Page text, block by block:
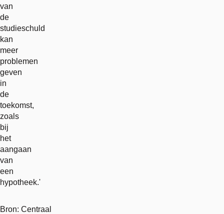
van
de
studieschuld
kan
meer
problemen
geven
in
de
toekomst,
zoals
bij
het
aangaan
van
een
hypotheek.'
Bron: Centraal